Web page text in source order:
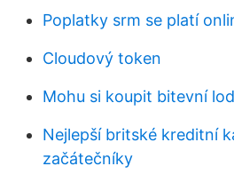
Poplatky srm se platí
Cloudový token
Mohu si koupit bitevní
Nejlepší britské kreditní
začátečníky